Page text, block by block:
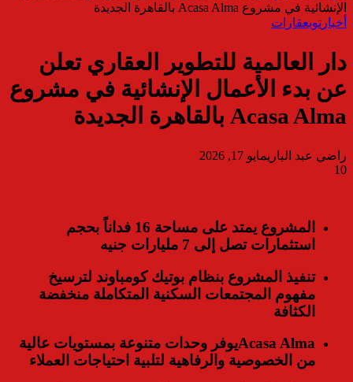
الإنشائية في مشروع Acasa Alma بالقاهرة الجديدة
أخبار توبعقارات
دار العالمية للتطوير العقاري تعلن
عن بدء الأعمال الإنشائية في مشروع
Acasa Alma بالقاهرة الجديدة
راضي عبد الباريمايو 17, 2026
10
المشروع يمتد على مساحة 16 فداناً بحجم
استثمارات تصل إلى 7 مليارات جنيه
تنفيذ المشروع بنظام بوتيك كومباوند لترسيخ
مفهوم المجتمعات السكنية المتكاملة منخفضة
الكثافة
Acasa Almaيوفر وحدات متنوعة بمستويات عالية
من الخصوصية والرفاهية لتلبية احتياجات العملاء